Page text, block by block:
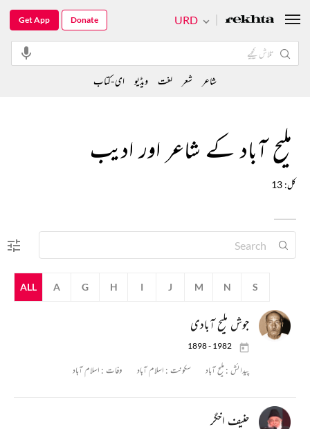
ملیح آباد کے شاعر اور ادیب
کل: 13
ALL A G H I J M N S
جوش ملیح آبادی
1898 - 1982
پیدائش :ملیح آباد سکونت : اسلام آباد وفات : اسلام آباد
حنیف اخگر
URD
Get App Donate
شاعر شعر لغت ویڈیو ای-کتاب